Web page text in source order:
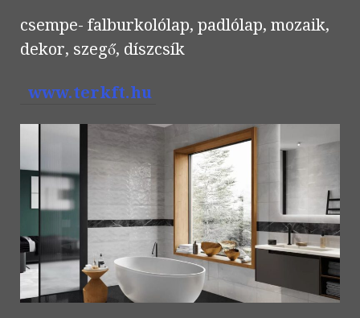
csempe- falburkolólap, padlólap, mozaik,
dekor, szegő, díszcsík
www.terkft.hu